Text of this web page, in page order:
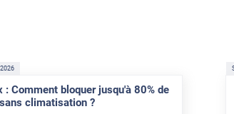
: Comment bloquer jusqu'à 80% de
climatisation ?